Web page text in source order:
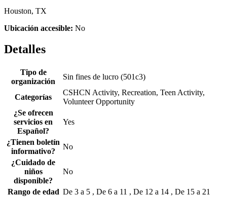
Houston, TX
Ubicación accesible: No
Detalles
Tipo de
organización
Sin fines de lucro (501c3)
Categorías
CSHCN Activity, Recreation, Teen Activity,
Volunteer Opportunity
¿Se ofrecen
servicios en
Español?
Yes
¿Tienen boletín
informativo?
No
¿Cuidado de
niños
disponible?
No
Rango de edad De 3 a 5 , De 6 a 11 , De 12 a 14 , De 15 a 21